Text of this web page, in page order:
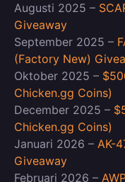
Augusti 2025 –
Giveaway
September 2025 –
(Factory New)
Oktober 2025 –
Chicken.gg Coins)
December 2025 –
Chicken.gg Coins)
Januari 2026 – AK-
Giveaway
Februari 2026 –